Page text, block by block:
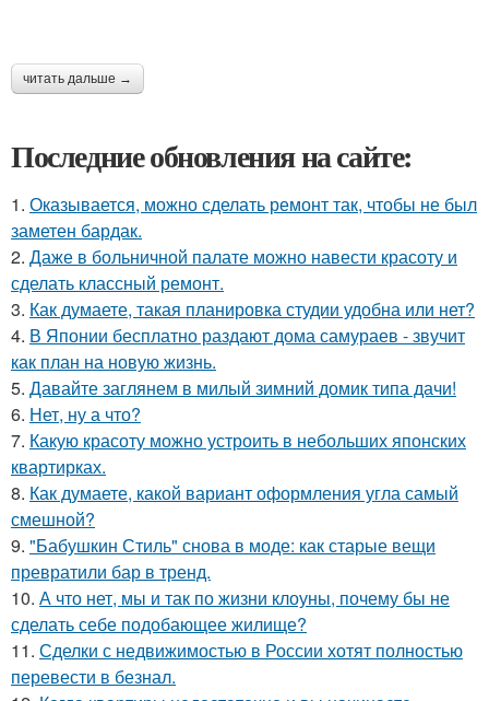
читать дальше →
Последние обновления на сайте:
1. Оказывается, можно сделать ремонт так, чтобы не был
заметен бардак.
2. Даже в больничной палате можно навести красоту и
сделать классный ремонт.
3. Как думаете, такая планировка студии удобна или нет?
4. В Японии бесплатно раздают дома самураев - звучит
как план на новую жизнь.
5. Давайте заглянем в милый зимний домик типа дачи!
6. Нет, ну а что?
7. Какую красоту можно устроить в небольших японских
квартирках.
8. Как думаете, какой вариант оформления угла самый
смешной?
9. "Бабушкин Стиль" снова в моде: как старые вещи
превратили бар в тренд.
10. А что нет, мы и так по жизни клоуны, почему бы не
сделать себе подобающее жилище?
11. Сделки с недвижимостью в России хотят полностью
перевести в безнал.